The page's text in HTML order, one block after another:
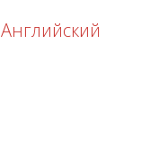
Английский